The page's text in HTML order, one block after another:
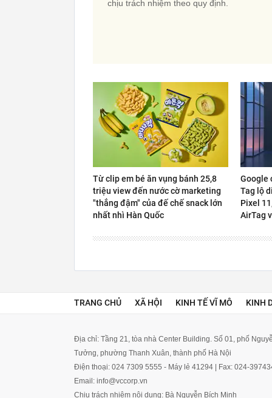
chịu trách nhiệm theo quy định.
Từ clip em bé ăn vụng bánh 25,8
triệu view đến nước cờ marketing
"thắng đậm" của đế chế snack lớn
nhất nhì Hàn Quốc
Google
Tag lộ
Pixel
AirTag
TRANG CHỦ XÃ HỘI KINH TẾ VĨ MÔ KINH
Địa chỉ: Tầng 21, tòa nhà Center Building. Số 01, phố
Tưởng, phường Thanh Xuân, thành phố Hà Nội
Điện thoại: 024 7309 5555 - Máy lẻ 41294 | Fax: 024-
Email: info@vccorp.vn
Chịu trách nhiệm nội dung: Bà Nguyễn Bích Minh